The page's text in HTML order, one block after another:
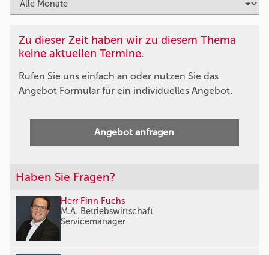
Zu dieser Zeit haben wir zu diesem Thema
keine aktuellen Termine.
Rufen Sie uns einfach an oder nutzen Sie das
Angebot Formular für ein individuelles Angebot.
Angebot anfragen
Haben Sie Fragen?
Herr Finn Fuchs
M.A. Betriebswirtschaft
Servicemanager